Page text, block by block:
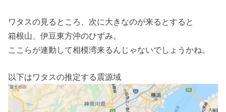
ワタスの見るところ、次に大きなのが来るとすると
箱根山、伊豆東方沖のひずみ。
ここらが連動して相模湾来るんじゃないでしょうかね。
以下はワタスの推定する震源域